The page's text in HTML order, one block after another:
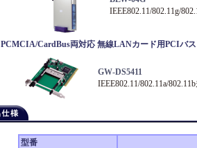
IEEE802.11/802.11g/
PCMCIA/CardBus両対応 無線LANカード用PCIバ
GW-DS5411
IEEE802.11/802.11a/
型番